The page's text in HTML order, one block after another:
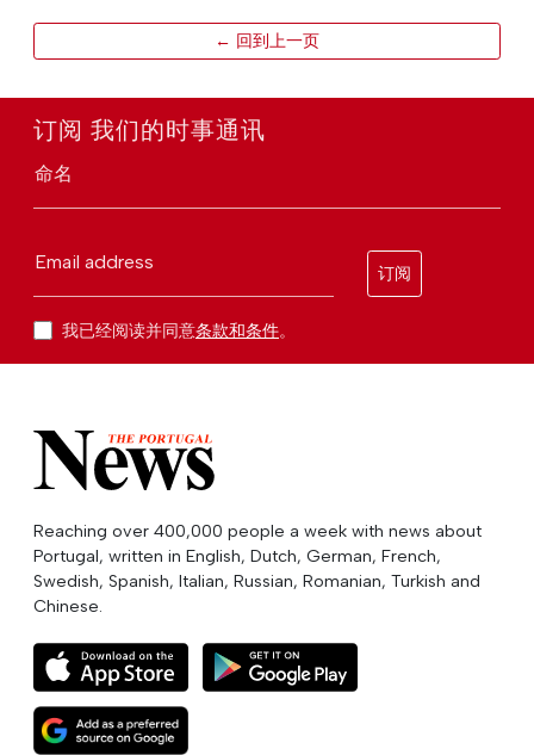
← 回到上一页
订阅 我们的时事通讯
命名
Email address
订阅
我已经阅读并同意条款和条件。
Reaching over 400,000 people a week with news about
Portugal, written in English, Dutch, German, French,
Swedish, Spanish, Italian, Russian, Romanian, Turkish and
Chinese.